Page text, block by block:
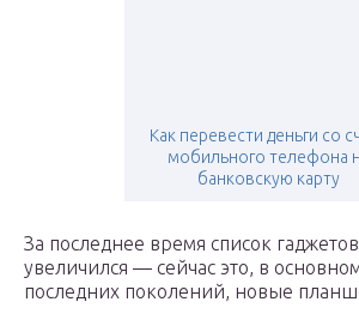
Как перевести деньги со
мобильного телефона
банковскую карту
За последнее время список
увеличился — сейчас это, в
последних поколений, новые